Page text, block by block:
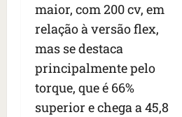
maior, com 200 cv, em
relação à versão flex,
mas se destaca
principalmente pelo
torque, que é 66%
superior e chega a 45,8